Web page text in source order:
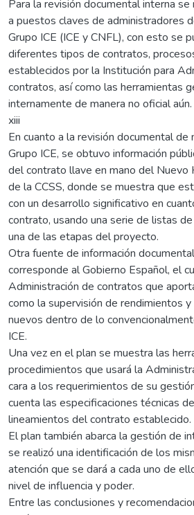
Para la revisión documental interna
a puestos claves de administradores
Grupo ICE (ICE y CNFL), con esto se
diferentes tipos de contratos,
establecidos por la Institución para
contratos, así como las herramientas
internamente de manera no oficial aún.
xiii
En cuanto a la revisión documental de
Grupo ICE, se obtuvo información
del contrato llave en mano del Nuevo
de la CCSS, donde se muestra que
con un desarrollo significativo en
contrato, usando una serie de listas
una de las etapas del proyecto.
Otra fuente de información
corresponde al Gobierno Español, el
Administración de contratos que
como la supervisión de rendimientos
nuevos dentro de lo
ICE.
Una vez en el plan se muestra las
procedimientos que usará la
cara a los requerimientos de su
cuenta las especificaciones técnicas
lineamientos del contrato establecido.
El plan también abarca la gestión de
se realizó una identificación de los
atención que se dará a cada uno de
nivel de influencia y poder.
Entre las conclusiones y